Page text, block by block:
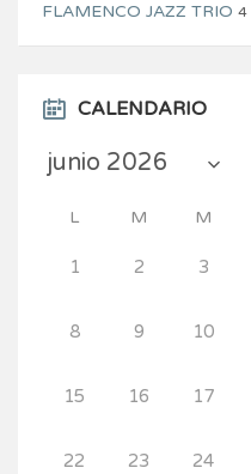
FLAMENCO JAZZ TRIO 4
CALENDARIO
L M M
1 2 3
8 9 10
15 16 17
22 23 24